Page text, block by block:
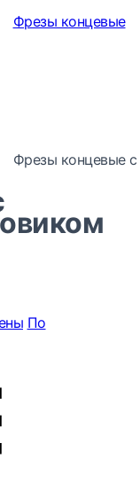
Фрезы концевые
Фрезы концевые с
По